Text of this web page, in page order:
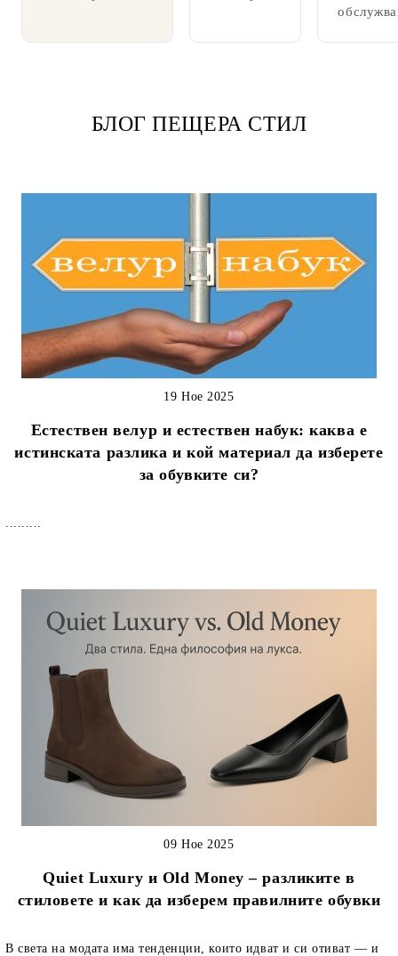
БЛОГ ПЕЩЕРА СТИЛ
Естествен велур и естествен набук: каква е
истинската разлика и кой материал да изберете
за обувките си?
19 Ное 2025
Quiet Luxury и Old Money – разликите в
стиловете и как да изберем правилните обувки
09 Ное 2025
В света на модата има тенденции, които идват и си отиват — и